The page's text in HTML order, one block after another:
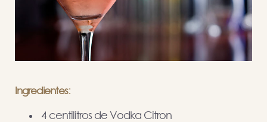
Ingredientes:
4 centilitros de Vodka Citron